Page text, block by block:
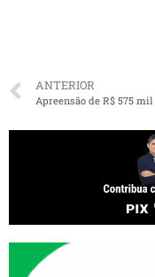
ANTERIOR